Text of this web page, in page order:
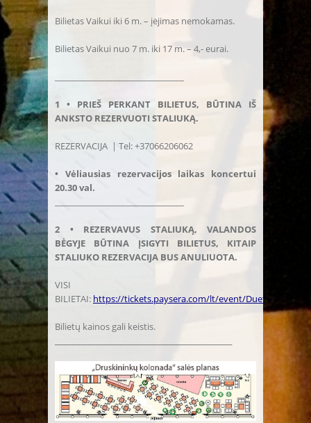
Bilietas Vaikui iki 6 m. – įėjimas nemokamas.
Bilietas Vaikui nuo 7 m. iki 17 m. – 4,- eurai.
1 • PRIEŠ PERKANT BILIETUS, BŪTINA IŠ
ANKSTO REZERVUOTI STALIUKĄ.
REZERVACIJA | Tel: +37066206062
• Vėliausias rezervacijos laikas koncertui
20.30 val.
2 • REZERVAVUS STALIUKĄ, VALANDOS
BĖGYJE BŪTINA ĮSIGYTI BILIETUS, KITAIP
STALIUKO REZERVACIJA BUS ANULIUOTA.
VISI
BILIETAI: https://tickets.paysera.com/lt/event/
Bilietų kainos gali keistis.